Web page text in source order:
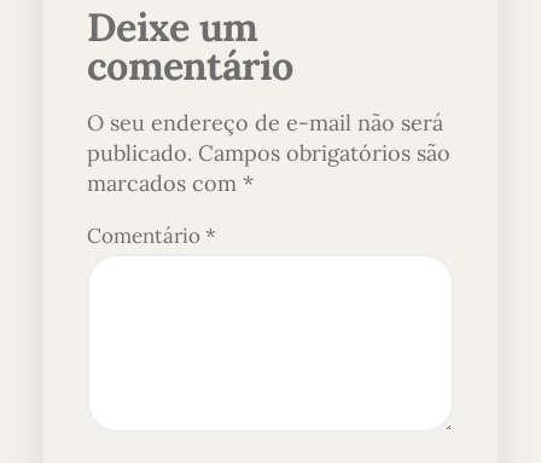
Deixe um
comentário
O seu endereço de e-mail não será
publicado. Campos obrigatórios são
marcados com *
Comentário*